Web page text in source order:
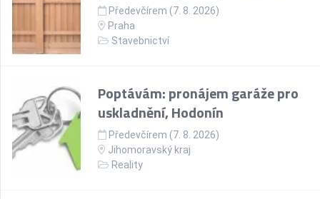
Předevčírem (7. 8. 2026)
Praha
Stavebnictví
Poptávám: pronájem garáže pro
uskladnění, Hodonín
Předevčírem (7. 8. 2026)
Jihomoravský kraj
Reality